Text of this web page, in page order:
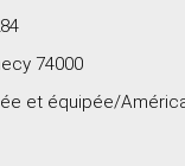
74000
et équipée/